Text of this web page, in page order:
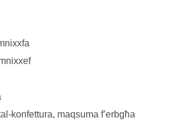
konfettura, maqsuma f’erbgħa